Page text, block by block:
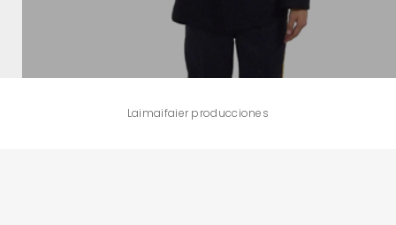
Laimaifaier producciones